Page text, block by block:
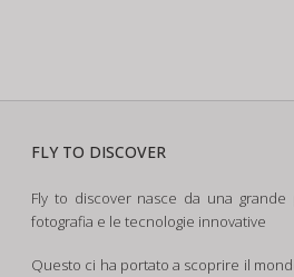
FLY TO DISCOVER
Fly to discover nasce da una
fotografia e le tecnologie innovative
Questo ci ha portato a scoprire il